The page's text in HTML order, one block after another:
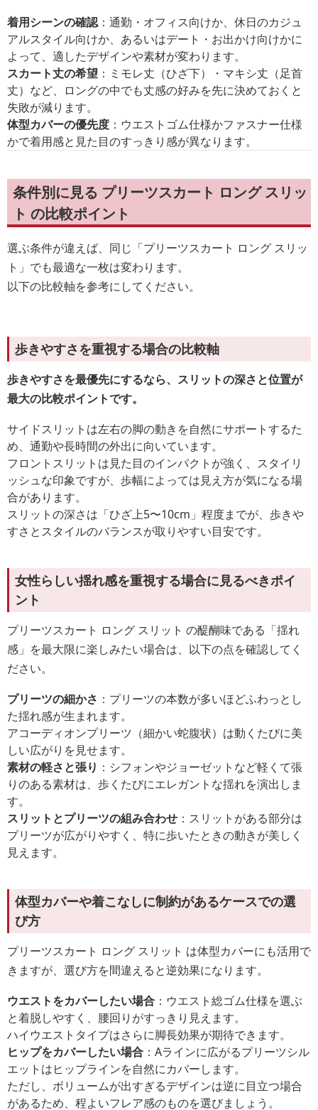
着用シーンの確認：通勤・オフィス向けか、休日のカジュ
アルスタイル向けか、あるいはデート・お出かけ向けかに
よって、適したデザインや素材が変わります。
スカート丈の希望 ：ミモレ丈（ひざ下）・マキシ丈（足首
丈）など、ロングの中でも丈感の好みを先に決めておくと
失敗が減ります。
体型カバーの優先度 ：ウエストゴム仕様かファスナー仕様
かで着用感と見た目のすっきり感が異なります。
条件別に見る プリーツスカート ロング スリッ
ト の比較ポイント
選ぶ条件が違えば、同じ「プリーツスカート ロング スリッ
ト」でも最適な一枚は変わります。
以下の比較軸を参考にしてください。
歩きやすさを重視する場合の比較軸
歩きやすさを最優先にするなら、スリットの深さと位置が
最大の比較ポイントです。
サイドスリットは左右の脚の動きを自然にサポートするた
め、通勤や長時間の外出に向いています。
フロントスリットは見た目のインパクトが強く、スタイリ
ッシュな印象ですが、歩幅によっては見え方が気になる場
合があります。
スリットの深さは「ひざ上5〜10cm」程度までが、歩きや
すさとスタイルのバランスが取りやすい目安です。
女性らしい揺れ感を重視する場合に見るべきポイ
ント
プリーツスカート ロング スリット の醍醐味である「揺れ
感」を最大限に楽しみたい場合は、以下の点を確認してく
ださい。
プリーツの細かさ ：プリーツの本数が多いほどふわっとし
た揺れ感が生まれます。
アコーディオンプリーツ（細かい蛇腹状）は動くたびに美
しい広がりを見せます。
素材の軽さと張り ：シフォンやジョーゼットなど軽くて張
りのある素材は、歩くたびにエレガントな揺れを演出しま
す。
スリットとプリーツの組み合わせ ：スリットがある部分は
プリーツが広がりやすく、特に歩いたときの動きが美しく
見えます。
体型カバーや着こなしに制約があるケースでの選
び方
プリーツスカート ロング スリット は体型カバーにも活用で
きますが、選び方を間違えると逆効果になります。
ウエストをカバーしたい場合 ：ウエスト総ゴム仕様を選ぶ
と着脱しやすく、腰回りがすっきり見えます。
ハイウエストタイプはさらに脚長効果が期待できます。
ヒップをカバーしたい場合 ：Aラインに広がるプリーツシル
エットはヒップラインを自然にカバーします。
ただし、ボリュームが出すぎるデザインは逆に目立つ場合
があるため、程よいフレア感のものを選びましょう。